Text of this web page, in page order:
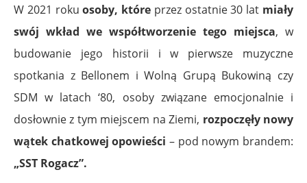
W 2021 rokuosoby, które przez ostatnie 30 lat miały
swój wkład we współtworzenie tego miejsca, w
budowanie jego historii i w pierwsze muzyczne
spotkania z Bellonem i Wolną Grupą Bukowiną czy
SDM w latach ‘80, osoby związane emocjonalnie i
dosłownie z tym miejscem na Ziemi, rozpoczęły nowy
wątek chatkowej opowieści – pod nowym brandem:
„SST Rogacz”.